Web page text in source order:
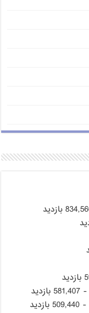
- 581,407 بازدید
- 509,440 بازدید